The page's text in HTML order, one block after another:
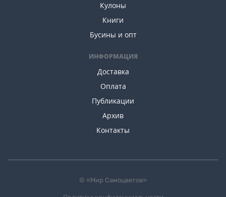
Кулоны
Книги
Бусины и опт
ИНФОРМАЦИЯ
Доставка
Оплата
Публикации
Архив
Контакты
© «Мир Самоцветов»